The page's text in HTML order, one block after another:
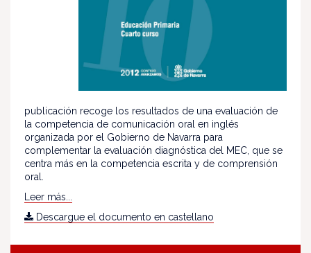
publicación recoge los resultados de una evaluación de
la competencia de comunicación oral en inglés
organizada por el Gobierno de Navarra para
complementar la evaluación diagnóstica del MEC, que se
centra más en la competencia escrita y de comprensión
oral.
Leer más...
Descargue el documento en castellano